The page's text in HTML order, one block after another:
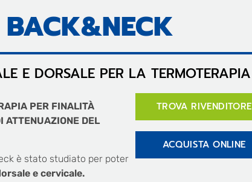
E DORSALE PER LA TERMOTERAPIA
PER FINALITÀ
ATTENUAZIONE DEL
è stato studiato per poter
e cervicale.
TROVA RIVENDITORE
ACQUISTA ONLINE